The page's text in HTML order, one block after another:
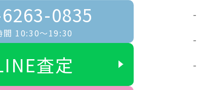
0835
間 10:30〜19:30
査定
-
-
-